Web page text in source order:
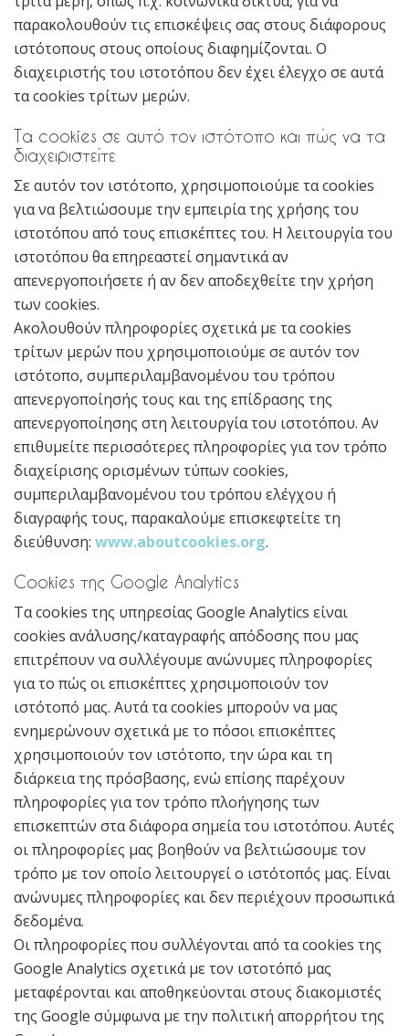
παρακολουθούν τις επισκέψεις σας στους διάφορους
ιστότοπους στους οποίους διαφημίζονται. Ο
διαχειριστής του ιστοτόπου δεν έχει έλεγχο σε αυτά
τα cookies τρίτων μερών.
Τα cookies σε αυτό τον ιστότοπο και πώς να τα
διαχειριστείτε
Σε αυτόν τον ιστότοπο, χρησιμοποιούμε τα cookies
για να βελτιώσουμε την εμπειρία της χρήσης του
ιστοτόπου από τους επισκέπτες του. Η λειτουργία του
ιστοτόπου θα επηρεαστεί σημαντικά αν
απενεργοποιήσετε ή αν δεν αποδεχθείτε την χρήση
των cookies.
Ακολουθούν πληροφορίες σχετικά με τα cookies
τρίτων μερών που χρησιμοποιούμε σε αυτόν τον
ιστότοπο, συμπεριλαμβανομένου του τρόπου
απενεργοποίησής τους και της επίδρασης της
απενεργοποίησης στη λειτουργία του ιστοτόπου. Αν
επιθυμείτε περισσότερες πληροφορίες για τον τρόπο
διαχείρισης ορισμένων τύπων cookies,
συμπεριλαμβανομένου του τρόπου ελέγχου ή
διαγραφής τους, παρακαλούμε επισκεφτείτε τη
διεύθυνση: www.aboutcookies.org.
Cookies της Google Analytics
Τα cookies της υπηρεσίας Google Analytics είναι
cookies ανάλυσης/καταγραφής απόδοσης που μας
επιτρέπουν να συλλέγουμε ανώνυμες πληροφορίες
για το πώς οι επισκέπτες χρησιμοποιούν τον
ιστότοπό μας. Αυτά τα cookies μπορούν να μας
ενημερώνουν σχετικά με το πόσοι επισκέπτες
χρησιμοποιούν τον ιστότοπο, την ώρα και τη
διάρκεια της πρόσβασης, ενώ επίσης παρέχουν
πληροφορίες για τον τρόπο πλοήγησης των
επισκεπτών στα διάφορα σημεία του ιστοτόπου. Αυτές
οι πληροφορίες μας βοηθούν να βελτιώσουμε τον
τρόπο με τον οποίο λειτουργεί ο ιστότοπός μας. Είναι
ανώνυμες πληροφορίες και δεν περιέχουν προσωπικά
δεδομένα.
Οι πληροφορίες που συλλέγονται από τα cookies της
Google Analytics σχετικά με τον ιστοτόπό μας
μεταφέρονται και αποθηκεύονται στους διακομιστές
της Google σύμφωνα με την πολιτική απορρήτου της